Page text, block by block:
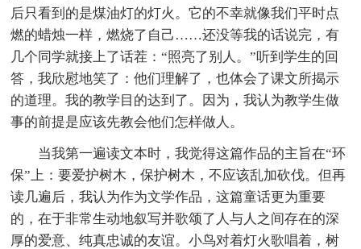
后只看到的是煤油灯的灯火。它的不幸就像我们平时点
燃的蜡烛一样，燃烧了自己……还没等我的话说完，有
几个同学就接上了话茬：“照亮了别人。”听到学生的回
答，我欣慰地笑了：他们理解了，也体会了课文所揭示
的道理。我的教学目的达到了。因为，我认为教学生做
事的前提是应该先教会他们怎样做人。
当我第一遍读文本时，我觉得这篇作品的主旨在“环
保”上：要爱护树木，保护树木，不应该乱加砍伐。但再
读几遍后，我认为作为文学作品，这篇童话更为重要
的，在于非常生动地叙写并歌颂了人与人之间存在的深
厚的爱意、纯真忠诚的友谊。小鸟对着灯火歌唱着，树